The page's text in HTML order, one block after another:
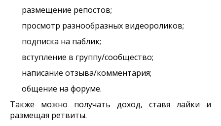
размещение репостов;
просмотр разнообразных видеороликов;
подписка на паблик;
вступление в группу/сообщество;
написание отзыва/комментария;
общение на форуме.
Также можно получать доход, ставя лайки и
размещая ретвиты.